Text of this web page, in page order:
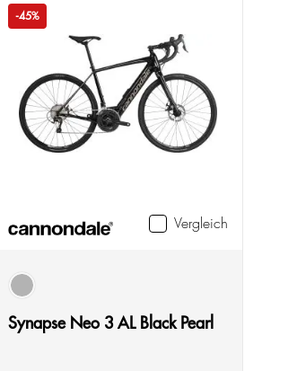
-45%
Vergleich
schwarz
Synapse Neo 3 AL Black Pearl